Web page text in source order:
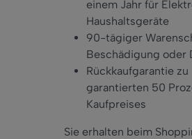
einem Jahr für
Haushaltsgeräte
90-tägiger
Beschädigung oder
Rückkaufgarantie zu
garantierten 50
Kaufpreises
Sie erhalten beim